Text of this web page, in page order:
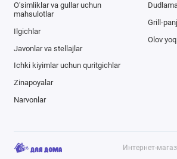
O'simliklar va gullar uchun
mahsulotlar
Ilgichlar
Javonlar va stellajlar
Ichki kiyimlar uchun quritgichlar
Zinapoyalar
Narvonlar
Grill-
Olov
Интернет-